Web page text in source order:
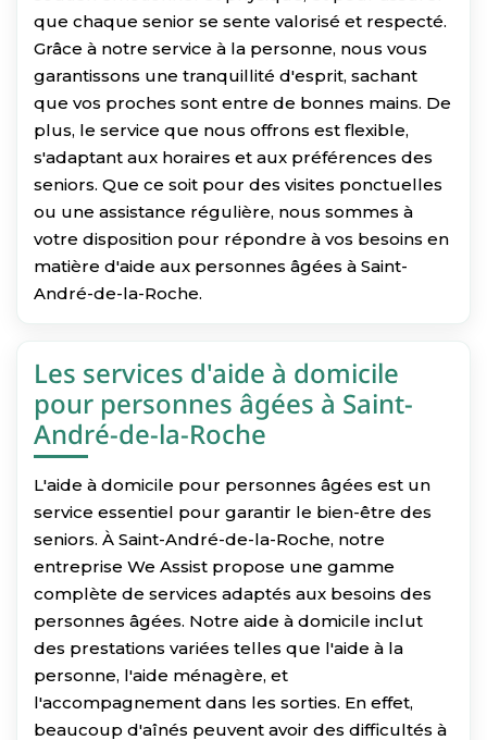
que chaque senior se sente valorisé et respecté.
Grâce à notre service à la personne, nous vous
garantissons une tranquillité d'esprit, sachant
que vos proches sont entre de bonnes mains. De
plus, le service que nous offrons est flexible,
s'adaptant aux horaires et aux préférences des
seniors. Que ce soit pour des visites ponctuelles
ou une assistance régulière, nous sommes à
votre disposition pour répondre à vos besoins en
matière d'aide aux personnes âgées à Saint-
André-de-la-Roche.
Les services d'aide à domicile
pour personnes âgées à Saint-
André-de-la-Roche
L'aide à domicile pour personnes âgées est un
service essentiel pour garantir le bien-être des
seniors. À Saint-André-de-la-Roche, notre
entreprise We Assist propose une gamme
complète de services adaptés aux besoins des
personnes âgées. Notre aide à domicile inclut
des prestations variées telles que l'aide à la
personne, l'aide ménagère, et
l'accompagnement dans les sorties. En effet,
beaucoup d'aînés peuvent avoir des difficultés à